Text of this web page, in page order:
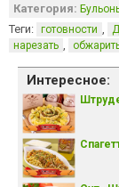
Категория:
Теги: готовности ,
нарезать ,
Интересное: